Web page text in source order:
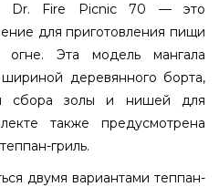
Dr. Fire Picnic 70 — это
для приготовления пищи
Эта модель мангала
деревянного борта,
сбора золы и нишей для
также предусмотрена
гриль.
двумя вариантами теппан-